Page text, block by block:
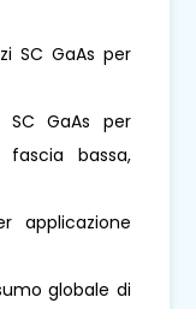
SC GaAs per
GaAs per
bassa,
applicazione
globale di